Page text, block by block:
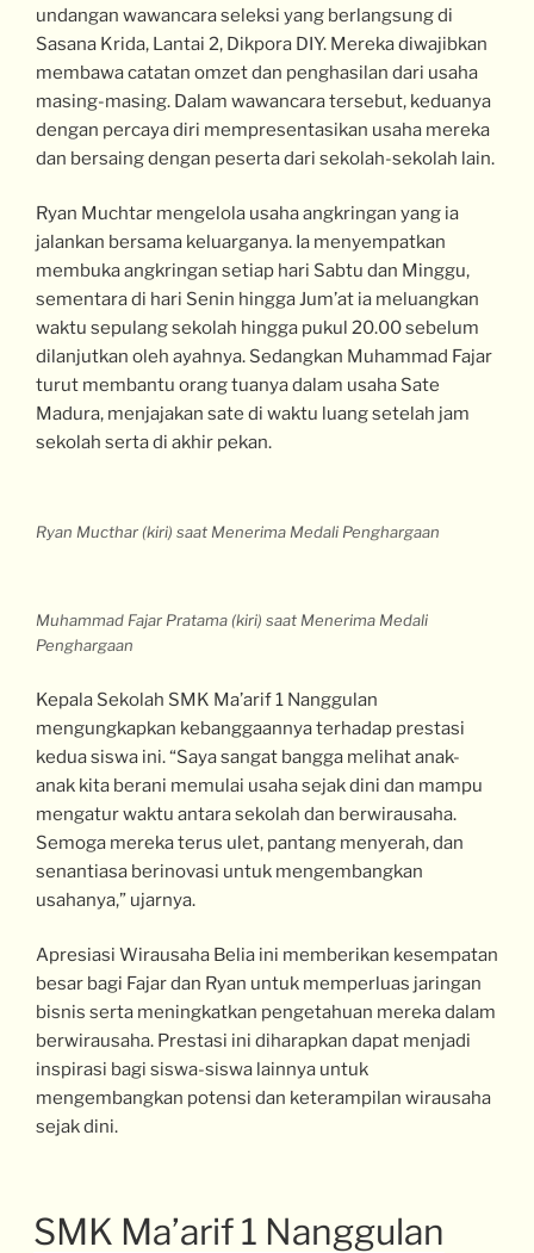
undangan wawancara seleksi yang berlangsung di
Sasana Krida, Lantai 2, Dikpora DIY. Mereka diwajibkan
membawa catatan omzet dan penghasilan dari usaha
masing-masing. Dalam wawancara tersebut, keduanya
dengan percaya diri mempresentasikan usaha mereka
dan bersaing dengan peserta dari sekolah-sekolah lain.
Ryan Muchtar mengelola usaha angkringan yang ia
jalankan bersama keluarganya. Ia menyempatkan
membuka angkringan setiap hari Sabtu dan Minggu,
sementara di hari Senin hingga Jum’at ia meluangkan
waktu sepulang sekolah hingga pukul 20.00 sebelum
dilanjutkan oleh ayahnya. Sedangkan Muhammad Fajar
turut membantu orang tuanya dalam usaha Sate
Madura, menjajakan sate di waktu luang setelah jam
sekolah serta di akhir pekan.
Ryan Mucthar (kiri) saat Menerima Medali Penghargaan
Muhammad Fajar Pratama (kiri) saat Menerima Medali
Penghargaan
Kepala Sekolah SMK Ma’arif 1 Nanggulan
mengungkapkan kebanggaannya terhadap prestasi
kedua siswa ini. “Saya sangat bangga melihat anak-
anak kita berani memulai usaha sejak dini dan mampu
mengatur waktu antara sekolah dan berwirausaha.
Semoga mereka terus ulet, pantang menyerah, dan
senantiasa berinovasi untuk mengembangkan
usahanya,” ujarnya.
Apresiasi Wirausaha Belia ini memberikan kesempatan
besar bagi Fajar dan Ryan untuk memperluas jaringan
bisnis serta meningkatkan pengetahuan mereka dalam
berwirausaha. Prestasi ini diharapkan dapat menjadi
inspirasi bagi siswa-siswa lainnya untuk
mengembangkan potensi dan keterampilan wirausaha
sejak dini.
SMK Ma’arif 1 Nanggulan